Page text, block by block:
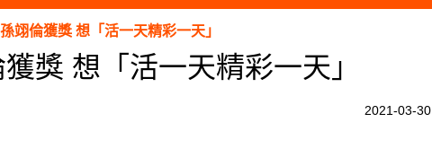
翊倫獲獎 想「活一天精彩一天」
獎 想「活一天精彩一天」
2021-03-30